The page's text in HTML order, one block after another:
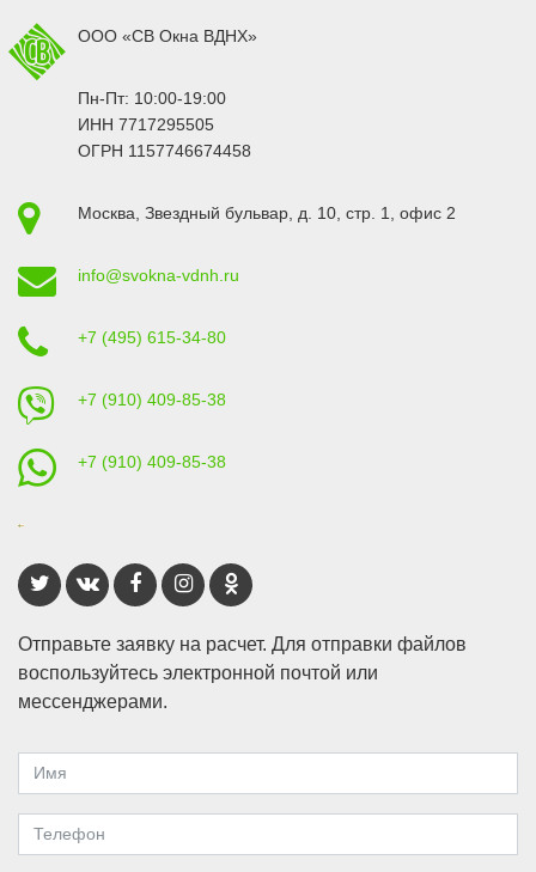
ООО «СВ Окна ВДНХ»
Пн-Пт: 10:00-19:00
ИНН 7717295505
ОГРН 1157746674458
Москва Звездный бульвар, д. 10, стр. 1 , офис 2
info@svokna-vdnh.ru
+7 (495) 615-34-80
+7 (910) 409-85-38
+7 (910) 409-85-38
Отправьте заявку на расчет. Для отправки файлов
воспользуйтесь электронной почтой или
мессенджерами.